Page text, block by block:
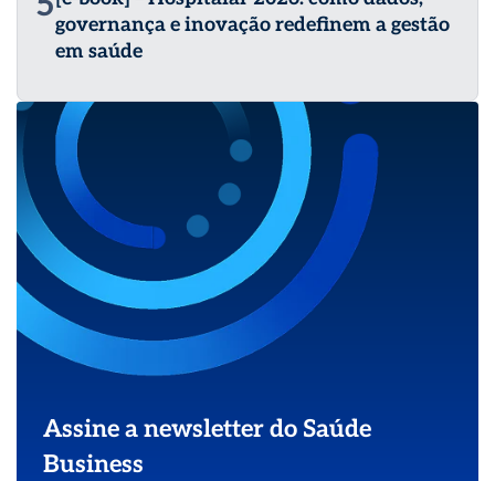
governança e inovação redefinem a gestão
em saúde
Assine a newsletter do Saúde
Business